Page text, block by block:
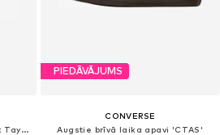
Zemie brīvā laika apavi 'Chuck Taylor All Star Leather'
PIEDĀVĀJUMS
CONVERSE
Augstie brīvā laika apavi 'CTAS'